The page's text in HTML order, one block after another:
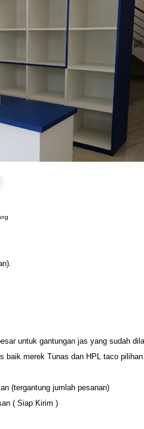
untuk gantungan jas yang sudah
baik merek Tunas dan HPL taco
(tergantung jumlah pesanan)
( Siap Kirim )